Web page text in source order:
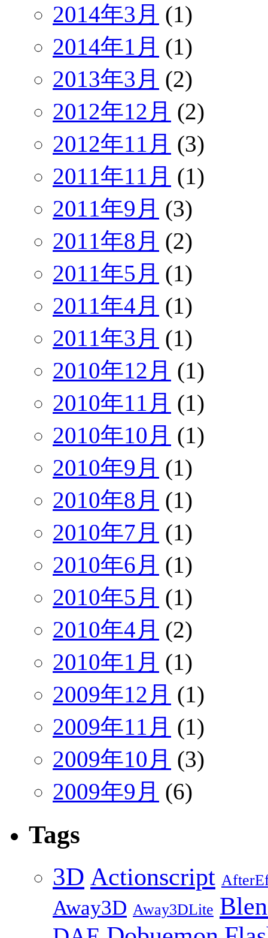
2014年3月 (1)
2014年1月 (1)
2013年3月 (2)
2012年12月 (2)
2012年11月 (3)
2011年11月 (1)
2011年9月 (3)
2011年8月 (2)
2011年5月 (1)
2011年4月 (1)
2011年3月 (1)
2010年12月 (1)
2010年11月 (1)
2010年10月 (1)
2010年9月 (1)
2010年8月 (1)
2010年7月 (1)
2010年6月 (1)
2010年5月 (1)
2010年4月 (2)
2010年1月 (1)
2009年12月 (1)
2009年11月 (1)
2009年10月 (3)
2009年9月 (6)
Tags
3D Actionscript
Away3D Away3DLite